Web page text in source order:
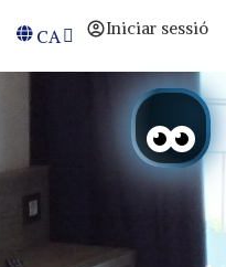
Iniciar sessió
CA